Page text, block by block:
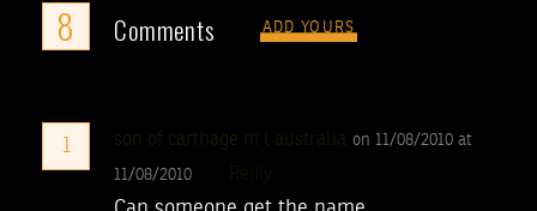
8 Comments ADD YOURS
1 son of carthage m l australia on 11/08/2010 at
11/08/2010